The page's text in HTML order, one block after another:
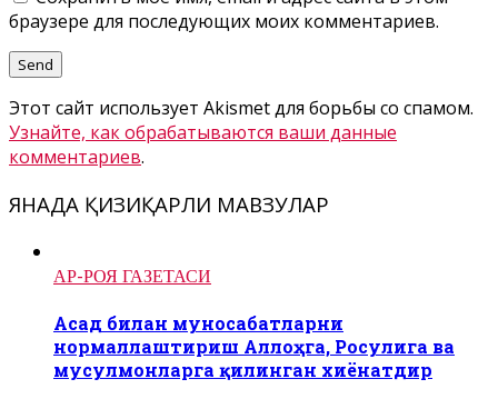
браузере для последующих моих комментариев.
Этот сайт использует Akismet для борьбы со спамом.
Узнайте, как обрабатываются ваши данные
комментариев.
ЯНАДА ҚИЗИҚАРЛИ МАВЗУЛАР
АР-РОЯ ГАЗЕТАСИ
Асад билан муносабатларни
нормаллаштириш Аллоҳга, Росулига ва
мусулмонларга қилинган хиёнатдир